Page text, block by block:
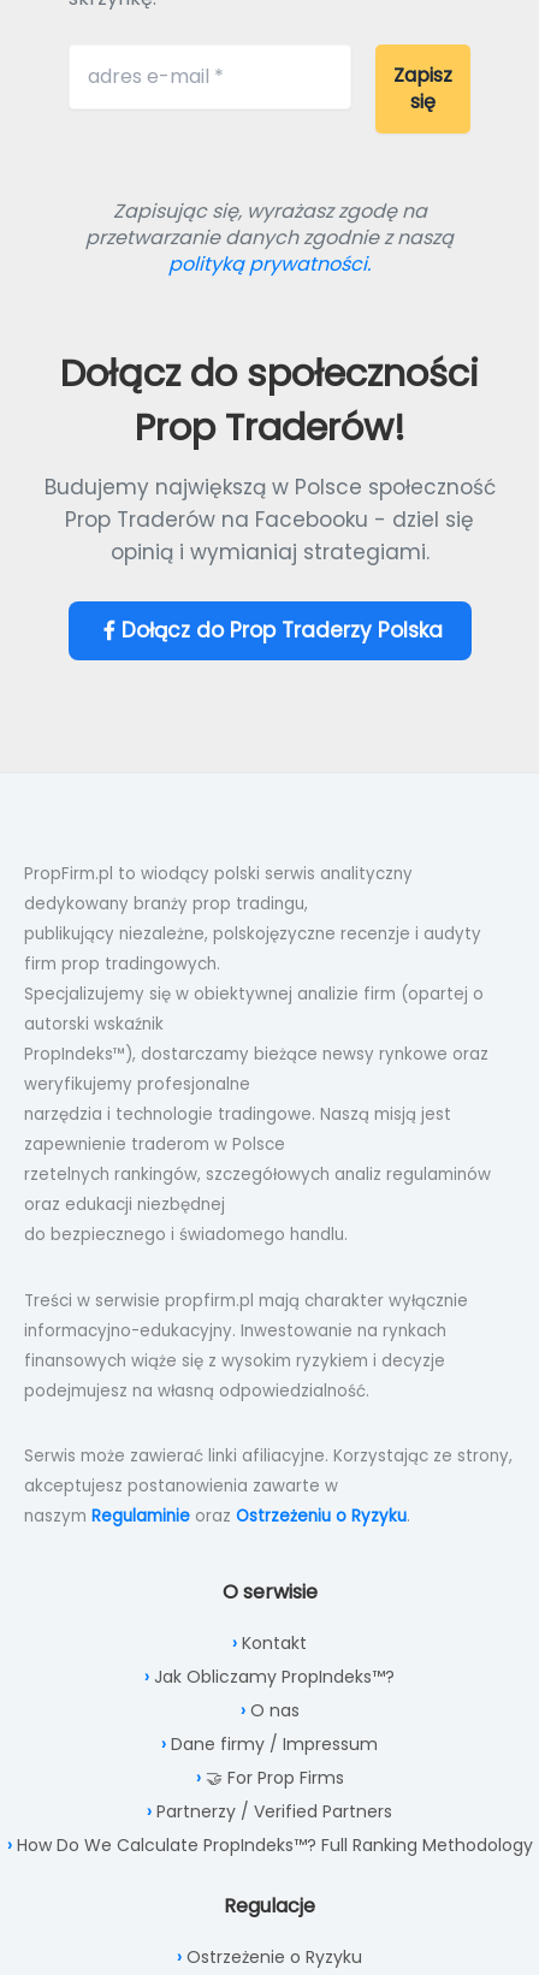
Zapisując się, wyrażasz zgodę na
przetwarzanie danych zgodnie z naszą
polityką prywatności.
Dołącz do społeczności
Prop Traderów!
Budujemy największą w Polsce społeczność
Prop Traderów na Facebooku - dziel się
opinią i wymianiaj strategiami.
Dołącz do Prop Traderzy Polska
PropFirm.pl to wiodący polski serwis analityczny
dedykowany branży prop tradingu,
publikujący niezależne, polskojęzyczne recenzje i audyty
firm prop tradingowych.
Specjalizujemy się w obiektywnej analizie firm (opartej o
autorski wskaźnik
PropIndeks™), dostarczamy bieżące newsy rynkowe oraz
weryfikujemy profesjonalne
narzędzia i technologie tradingowe. Naszą misją jest
zapewnienie traderom w Polsce
rzetelnych rankingów, szczegółowych analiz regulaminów
oraz edukacji niezbędnej
do bezpiecznego i świadomego handlu.
Treści w serwisie propfirm.pl mają charakter wyłącznie
informacyjno-edukacyjny. Inwestowanie na rynkach
finansowych wiąże się z wysokim ryzykiem i decyzje
podejmujesz na własną odpowiedzialność.
Serwis może zawierać linki afiliacyjne. Korzystając ze strony,
akceptujesz postanowienia zawarte w
naszym Regulaminie oraz Ostrzeżeniu o Ryzyku.
O serwisie
Kontakt
Jak Obliczamy PropIndeks™?
O nas
Dane firmy / Impressum
🤝 For Prop Firms
Partnerzy / Verified Partners
How Do We Calculate PropIndeks™? Full Ranking Methodology
Regulacje
Ostrzeżenie o Ryzyku